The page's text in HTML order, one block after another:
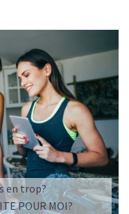
en trop?
POUR MOI?